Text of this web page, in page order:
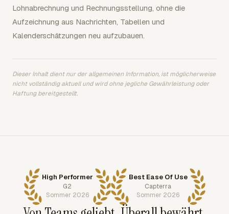
Lohnabrechnung und Rechnungsstellung, ohne die
Aufzeichnung aus Nachrichten, Tabellen und
Kalenderschätzungen neu aufzubauen.
Dieser Inhalt dient nur der allgemeinen Information, ist möglicherweise
nicht vollständig aktuell und wird ohne jegliche Gewährleistung oder
Haftung bereitgestellt.
High Performer
G2
Sommer 2026
Best Ease Of Use
Capterra
Sommer 2026